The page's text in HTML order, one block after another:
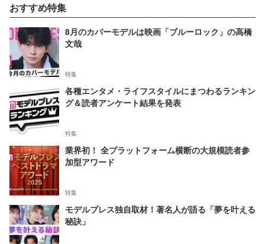
おすすめ特集
8月のカバーモデルは映画「ブルーロック」の高橋
文哉
特集
各種エンタメ・ライフスタイルにまつわるランキン
グ＆読者アンケート結果を発表
特集
業界初！ 全プラットフォーム横断の大規模読者参
加型アワード
特集
モデルプレス独自取材！著名人が語る「夢を叶える
秘訣」